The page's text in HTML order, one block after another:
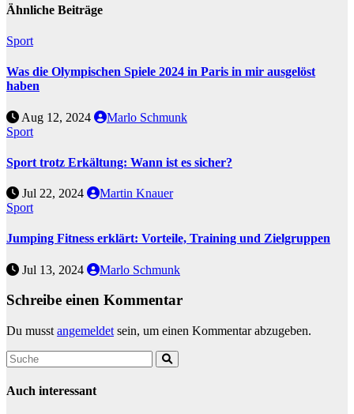
Ähnliche Beiträge
Sport
Was die Olympischen Spiele 2024 in Paris in mir ausgelöst
haben
Aug 12, 2024
Marlo Schmunk
Sport
Sport trotz Erkältung: Wann ist es sicher?
Jul 22, 2024
Martin Knauer
Sport
Jumping Fitness erklärt: Vorteile, Training und Zielgruppen
Jul 13, 2024 Marlo Schmunk
Schreibe einen Kommentar
Du musst angemeldet sein, um einen Kommentar abzugeben.
Auch interessant